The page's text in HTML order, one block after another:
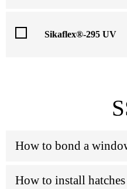
Sikaflex®-295 UV
How to bond a
How to install